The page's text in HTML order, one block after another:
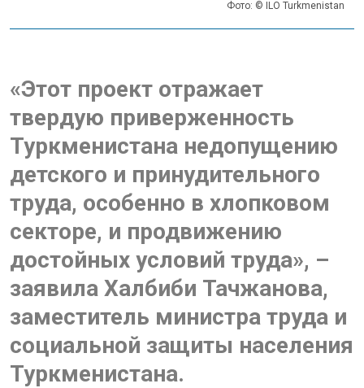
Фото: © ILO Turkmenistan
«Этот проект отражает
твердую приверженность
Туркменистана недопущению
детского и принудительного
труда, особенно в хлопковом
секторе, и продвижению
достойных условий труда», –
заявила Халбиби Тачжанова,
заместитель министра труда и
социальной защиты населения
Туркменистана.